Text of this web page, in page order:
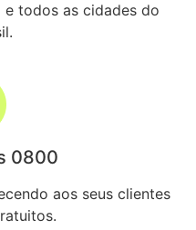
e todos as cidades do
0800
aos seus clientes